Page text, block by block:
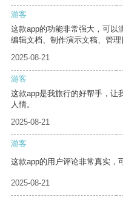
游客
这款app的功能非常强大，可以
编辑文档、制作演示文稿、管理
2025-08-21
游客
这款app是我旅行的好帮手，让
人情。
2025-08-21
游客
这款app的用户评论非常真实，
2025-08-21